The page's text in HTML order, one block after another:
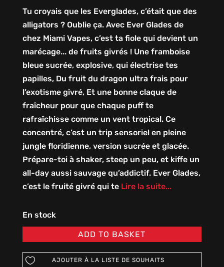
Tu croyais que les Everglades, c’était que des
alligators ? Oublie ça. Avec Ever Glades de
chez Miami Vapes, c’est ta fiole qui devient un
marécage... de fruits givrés ! Une framboise
bleue sucrée, explosive, qui électrise tes
papilles, Du fruit du dragon ultra frais pour
l’exotisme givré, Et une bonne claque de
fraîcheur pour que chaque puff te
rafraîchisse comme un vent tropical. Ce
concentré, c’est un trip sensoriel en pleine
jungle floridienne, version sucrée et glacée.
Prépare-toi à shaker, steep un peu, et kiffe un
all-day aussi sauvage qu’addictif. Ever Glades,
c’est le fruité givré qui te Lire la suite...
En stock
ADD TO BASKET
AJOUTER À LA LISTE DE SOUHAITS